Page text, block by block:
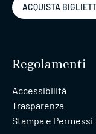
ACQUISTA
Regolamenti
Accessibilità
Trasparenza
Stampa e Permessi